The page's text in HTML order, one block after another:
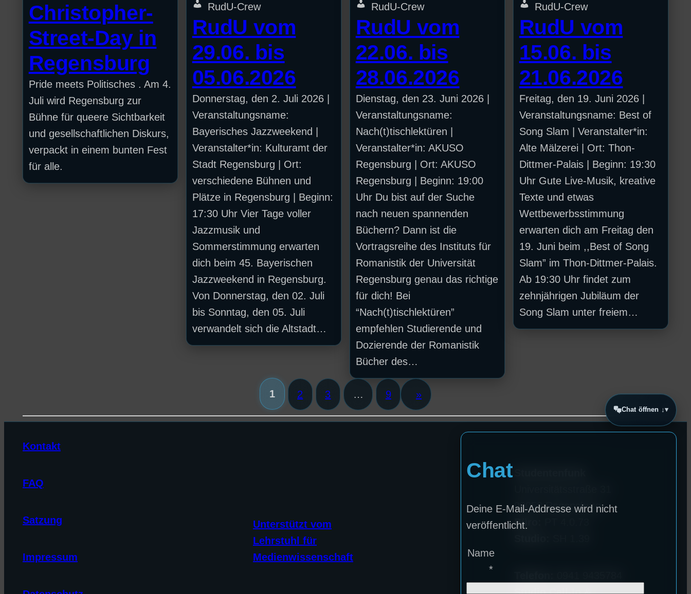
Christopher-
Street-Day in
Regensburg
Pride meets Politisches . Am 4.
Juli wird Regensburg zur
Bühne für queere Sichtbarkeit
und gesellschaftlichen Diskurs,
verpackt in einem bunten Fest
für alle.
RudU-Crew
RudU vom
29.06. bis
05.06.2026
Donnerstag, den 2. Juli 2026 |
Veranstaltungsname:
Bayerisches Jazzweekend |
Veranstalter*in: Kulturamt der
Stadt Regensburg | Ort:
verschiedene Bühnen und
Plätze in Regensburg | Beginn:
17:30 Uhr Vier Tage voller
Jazzmusik und
Sommerstimmung erwarten
dich beim 45. Bayerischen
Jazzweekend in Regensburg.
Von Donnerstag, den 02. Juli
bis Sonntag, den 05. Juli
verwandelt sich die Altstadt…
RudU-Crew
RudU vom
22.06. bis
28.06.2026
Dienstag, den 23. Juni 2026 |
Veranstaltungsname:
Nach(t)tischlektüren |
Veranstalter*in: AKUSO
Regensburg | Ort: AKUSO
Regensburg | Beginn: 19:00
Uhr Du bist auf der Suche
nach neuen spannenden
Büchern? Dann ist die
Vortragsreihe des Instituts für
Romanistik der Universität
Regensburg genau das richtige
für dich! Bei
“Nach(t)tischlektüren”
empfehlen Studierende und
Dozierende der Romanistik
Bücher des…
RudU-Crew
RudU vom
15.06. bis
21.06.2026
Freitag, den 19. Juni 2026 |
Veranstaltungsname: Best of
Song Slam | Veranstalter*in:
Alte Mälzerei | Ort: Thon-
Dittmer-Palais | Beginn: 19:30
Uhr Gute Live-Musik, kreative
Texte und etwas
Wettbewerbsstimmung
erwarten dich am Freitag den
19. Juni beim ,,Best of Song
Slam” im Thon-Dittmer-Palais.
Ab 19:30 Uhr findet zum
zehnjährigen Jubiläum der
Song Slam unter freiem…
1 2 3 … 9 »
Kontakt
FAQ
Satzung
Impressum
Unterstützt vom
Lehrstuhl für
Medienwissenschaft
93053 Regensburg
Büro:
Studio Call-In &
Chat öffnen ↓
Chat
Deine E-Mail-Addresse wird nicht
veröffentlicht.
Name
*